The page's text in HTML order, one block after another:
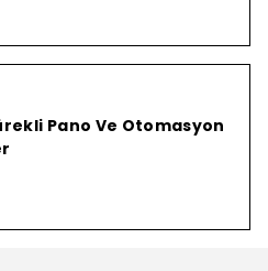
Pano Ve Otomasyon